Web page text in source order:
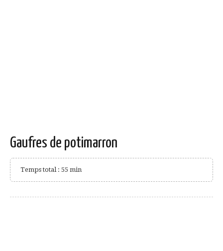
Gaufres de potimarron
Temps total : 55 min